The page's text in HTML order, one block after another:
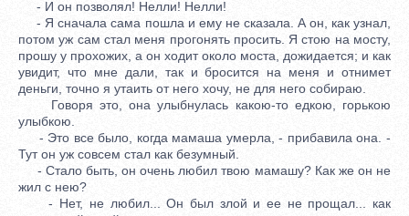
- И он позволял! Нелли! Нелли!
- Я сначала сама пошла и ему не сказала. А он, как узнал,
потом уж сам стал меня прогонять просить. Я стою на мосту,
прошу у прохожих, а он ходит около моста, дожидается; и как
увидит, что мне дали, так и бросится на меня и отнимет
деньги, точно я утаить от него хочу, не для него собираю.
Говоря это, она улыбнулась какою-то едкою, горькою
улыбкою.
- Это все было, когда мамаша умерла, - прибавила она. -
Тут он уж совсем стал как безумный.
- Стало быть, он очень любил твою мамашу? Как же он не
жил с нею?
- Нет, не любил... Он был злой и ее не прощал... как